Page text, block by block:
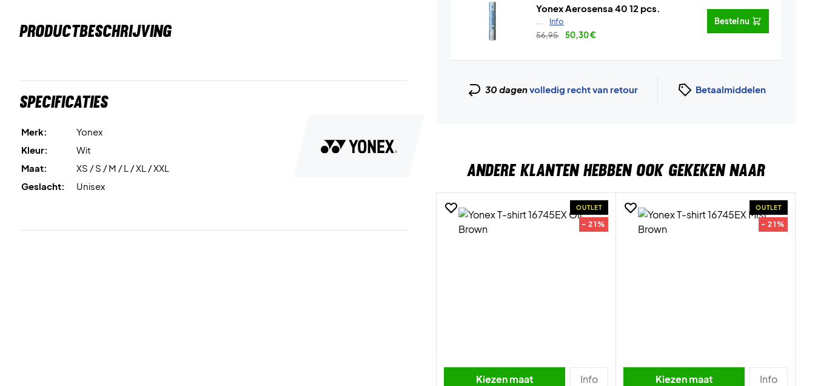
PRODUCTBESCHRIJVING
Specificaties
Merk:
Yonex
Kleur:
Wit
Maat:
XS / S / M / L / XL / XXL
Geslacht:
Unisex
Yonex Aerosensa 40 12 pcs.
Info
56,95
50,30€
Bestel nu
30 dagenvolledig recht van retour Betaalmiddelen
ANDERE KLANTEN HEBBEN OOK GEKEKEN NAAR
OUTLET
- 21%
Kiezen maat Info
OUTLET
- 21%
Kiezen maat Info